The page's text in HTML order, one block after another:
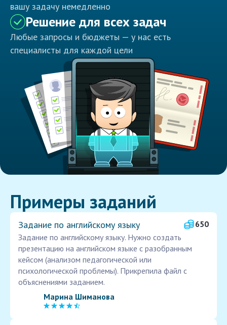
вашу задачу немедленно
Решение для всех задач
Любые запросы и бюджеты — у нас есть
специалисты для каждой цели
Примеры заданий
Задание по английскому языку
650
Задание по английскому языку. Нужно создать
презентацию на английском языке с разобранным
кейсом (анализом педагогической или
психологической проблемы). Прикрепила файл с
объяснениями заданием.
Марина Шиманова